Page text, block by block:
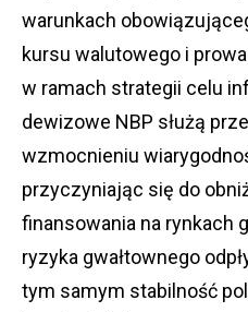
warunkach
kursu walutowego i
w ramach strategii celu
dewizowe NBP służą
wzmocnieniu
przyczyniając się do
finansowania na rynkach
ryzyka gwałtownego
tym samym stabilność